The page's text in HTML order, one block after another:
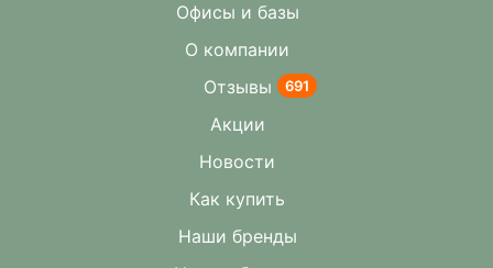
Офисы и базы
О компании
Отзывы
691
Акции
Новости
Как купить
Наши бренды